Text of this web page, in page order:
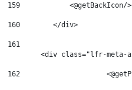
159
<@getBackIcon/
160
        </div>
161
<div class="lfr-meta-
162